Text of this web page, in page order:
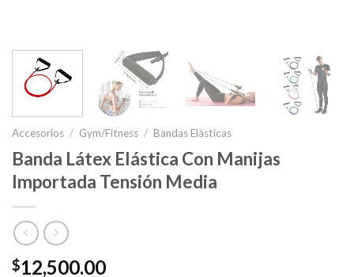
Accesorios / Gym/Fitness / Bandas Elásticas
Banda Látex Elástica Con Manijas
Importada Tensión Media
$12,500.00